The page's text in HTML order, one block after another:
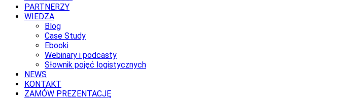
PARTNERZY
WIEDZA
Blog
Case Study
Ebooki
Webinary i podcasty
Słownik pojęć logistycznych
NEWS
KONTAKT
ZAMÓW PREZENTACJĘ